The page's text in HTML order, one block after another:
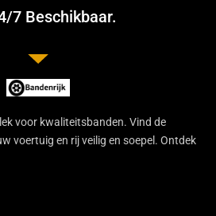
7 Beschikbaar.
voor kwaliteitsbanden. Vind de
voertuig en rij veilig en soepel. Ontdek